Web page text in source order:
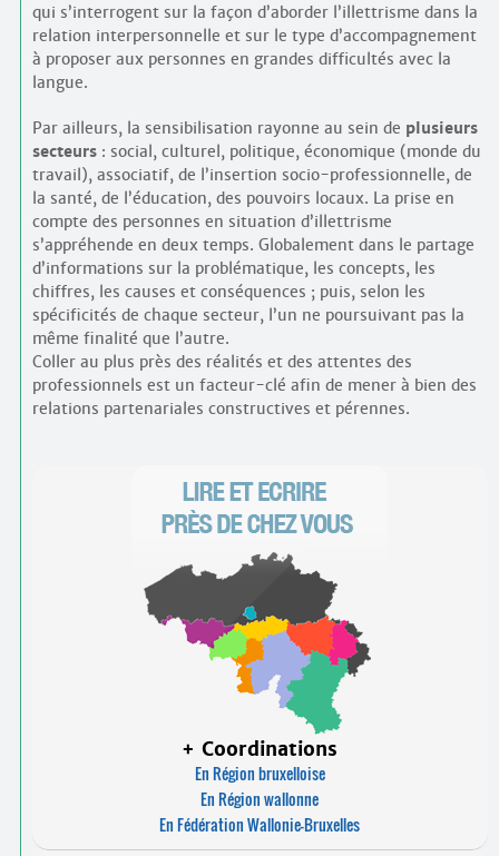
qui s’interrogent sur la façon d’aborder l’illettrisme dans la
relation interpersonnelle et sur le type d’accompagnement
à proposer aux personnes en grandes difficultés avec la
langue.
Par ailleurs, la sensibilisation rayonne au sein de plusieurs
secteurs: social, culturel, politique, économique (monde du
travail), associatif, de l’insertion socio-professionnelle, de
la santé, de l’éducation, des pouvoirs locaux. La prise en
compte des personnes en situation d’illettrisme
s’appréhende en deux temps. Globalement dans le partage
d’informations sur la problématique, les concepts, les
chiffres, les causes et conséquences ; puis, selon les
spécificités de chaque secteur, l’un ne poursuivant pas la
même finalité que l’autre.
Coller au plus près des réalités et des attentes des
professionnels est un facteur-clé afin de mener à bien des
relations partenariales constructives et pérennes.
+ Coordinations
En Région bruxelloise
En Région wallonne
En Fédération Wallonie-Bruxelles